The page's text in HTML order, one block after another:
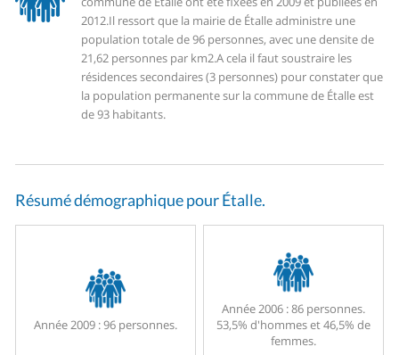
2012.Il ressort que la mairie de Étalle administre une
population totale de 96 personnes, avec une densite de
21,62 personnes par km2.A cela il faut soustraire les
résidences secondaires (3 personnes) pour constater que
la population permanente sur la commune de Étalle est
de 93 habitants.
Résumé démographique pour Étalle.
Année 2009 :96 personnes.
Année 2006 :86 personnes.
53,5% d'hommes et 46,5% de
femmes.